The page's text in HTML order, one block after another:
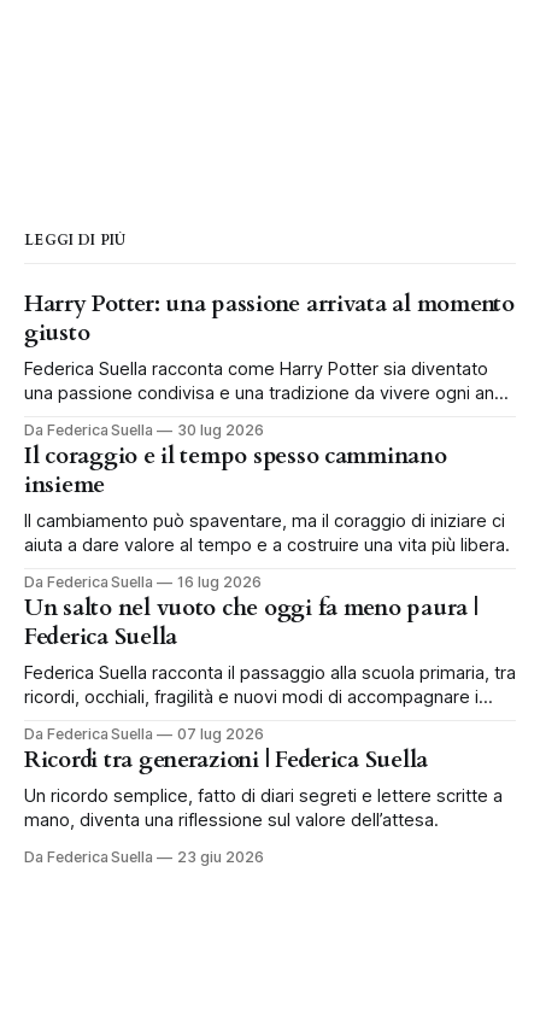
LEGGI DI PIÙ
Harry Potter: una passione arrivata al momento
giusto
Federica Suella racconta come Harry Potter sia diventato
una passione condivisa e una tradizione da vivere ogni anno
Da Federica Suella 30 lug 2026
Il coraggio e il tempo spesso camminano
insieme
Il cambiamento può spaventare, ma il coraggio di iniziare ci
aiuta a dare valore al tempo e a costruire una vita più libera.
Da Federica Suella 16 lug 2026
Un salto nel vuoto che oggi fa meno paura |
Federica Suella
Federica Suella racconta il passaggio alla scuola primaria, tra
ricordi, occhiali, fragilità e nuovi modi di accompagnare i
Da Federica Suella 07 lug 2026
Ricordi tra generazioni | Federica Suella
Un ricordo semplice, fatto di diari segreti e lettere scritte a
mano, diventa una riflessione sul valore dell’attesa.
Da Federica Suella 23 giu 2026